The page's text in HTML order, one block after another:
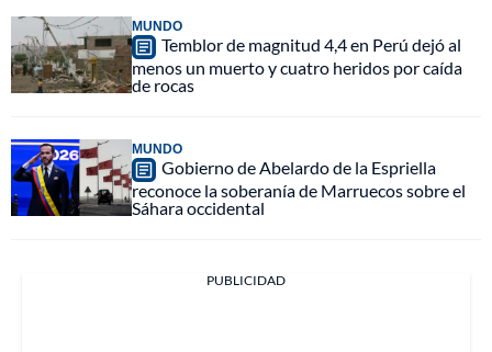
MUNDO
Temblor de magnitud 4,4 en Perú dejó al
menos un muerto y cuatro heridos por caída
de rocas
MUNDO
Gobierno de Abelardo de la Espriella
reconoce la soberanía de Marruecos sobre el
Sáhara occidental
PUBLICIDAD